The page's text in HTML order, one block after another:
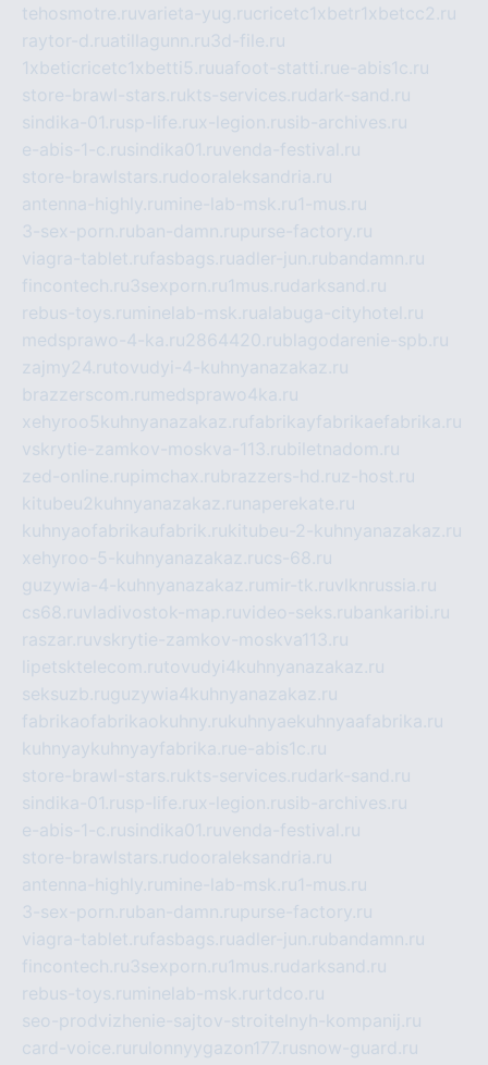
tehosmotre.ruvarieta-yug.rucricetc1xbetr1xbetcc2.ru
raytor-d.ruatillagunn.ru3d-file.ru
1xbeticricetc1xbetti5.ruuafoot-statti.rue-abis1c.ru
store-brawl-stars.rukts-services.rudark-sand.ru
sindika-01.rusp-life.rux-legion.rusib-archives.ru
e-abis-1-c.rusindika01.ruvenda-festival.ru
store-brawlstars.rudooraleksandria.ru
antenna-highly.ru mine-lab-msk.ru1-mus.ru
3-sex-porn.ruban-damn.rupurse-factory.ru
viagra-tablet.rufasbags.ruadler-jun.rubandamn.ru
fincontech.ru3sexporn.ru1mus.rudarksand.ru
rebus-toys.ru minelab-msk.rualabuga-cityhotel.ru
medsprawo-4-ka.ru2864420.rublagodarenie-spb.ru
zajmy24.rutovudyi-4-kuhnyanazakaz.ru
brazzerscom.ru medsprawo4ka.ru
xehyroo5kuhnyanazakaz.rufabrikayfabrikaefabrika.ru
vskrytie-zamkov-moskva-113.rubiletnadom.ru
zed-online.rupimchax.rubrazzers-hd.ruz-host.ru
kitubeu2kuhnyanazakaz.ru naperekate.ru
kuhnyaofabrikaufabrik.rukitubeu-2-kuhnyanazakaz.ru
xehyroo-5-kuhnyanazakaz.rucs-68.ru
guzywia-4-kuhnyanazakaz.ru mir-tk.ruvlknrussia.ru
cs68.ruvladivostok-map.ruvideo-seks.rubankaribi.ru
raszar.ruvskrytie-zamkov-moskva113.ru
lipetsktelecom.rutovudyi4kuhnyanazakaz.ru
seksuzb.ruguzywia4kuhnyanazakaz.ru
fabrikaofabrikaokuhny.rukuhnyaekuhnyaafabrika.ru
kuhnyaykuhnyayfabrika.rue-abis1c.ru
store-brawl-stars.rukts-services.rudark-sand.ru
sindika-01.rusp-life.rux-legion.rusib-archives.ru
e-abis-1-c.rusindika01.ruvenda-festival.ru
store-brawlstars.rudooraleksandria.ru
antenna-highly.ru mine-lab-msk.ru1-mus.ru
3-sex-porn.ruban-damn.rupurse-factory.ru
viagra-tablet.rufasbags.ruadler-jun.rubandamn.ru
fincontech.ru3sexporn.ru1mus.rudarksand.ru
rebus-toys.ru minelab-msk.ru rtdco.ru
seo-prodvizhenie-sajtov-stroitelnyh-kompanij.ru
card-voice.ru rulonnyygazon177.rusnow-guard.ru